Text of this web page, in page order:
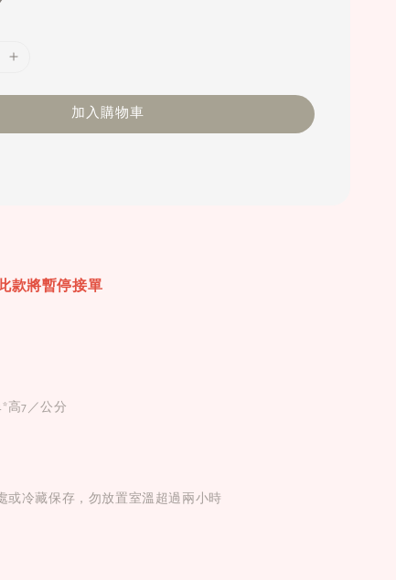
加入購物車
款將暫停接單
高7／公分
或冷藏保存，勿放置室溫超過兩小時